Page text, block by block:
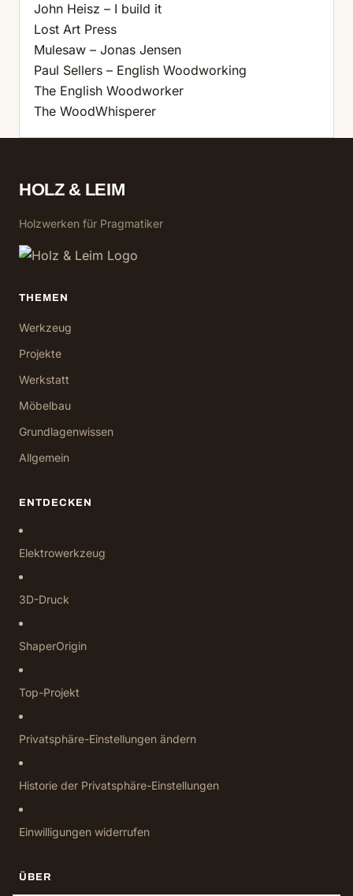
John Heisz – I build it
Lost Art Press
Mulesaw – Jonas Jensen
Paul Sellers – English Woodworking
The English Woodworker
The WoodWhisperer
HOLZ & LEIM
Holzwerken für Pragmatiker
THEMEN
Werkzeug
Projekte
Werkstatt
Möbelbau
Grundlagenwissen
Allgemein
ENTDECKEN
Elektrowerkzeug
3D-Druck
ShaperOrigin
Top-Projekt
Privatsphäre-Einstellungen ändern
Historie der Privatsphäre-Einstellungen
Einwilligungen widerrufen
ÜBER